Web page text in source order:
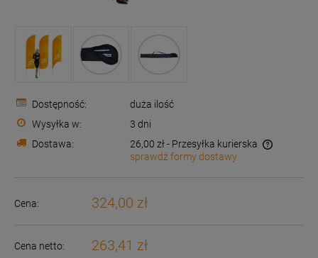
Dostępność:
duża ilość
Wysyłka w:
3 dni
Dostawa:
26,00 zł- Przesyłka kurierska
Cena nie zawiera ewentualnych kosztów płatności
sprawdź formy dostawy
Cena: 324,00 zł
Cena netto: 263,41 zł